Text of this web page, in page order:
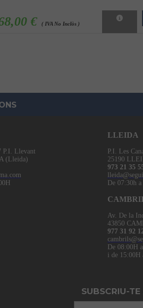
€ ( IVA No Inclòs )
P.I. Llevant
(Lleida)
LLEIDA
P.I. Les
25190
973 21 35
De 07:30h
Av. De la
43850
977 31 92
De 08:00H
i de 15:00H
SUBSCRIU-